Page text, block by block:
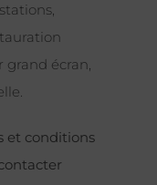
grand écran,
et conditions